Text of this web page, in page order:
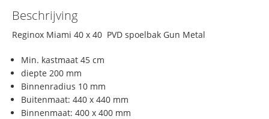
Beschrijving
Reginox Miami 40 x 40 PVD spoelbak Gun Metal
Min. kastmaat 45 cm
diepte 200 mm
Binnenradius 10 mm
Buitenmaat: 440 x 440 mm
Binnenmaat: 400 x 400 mm